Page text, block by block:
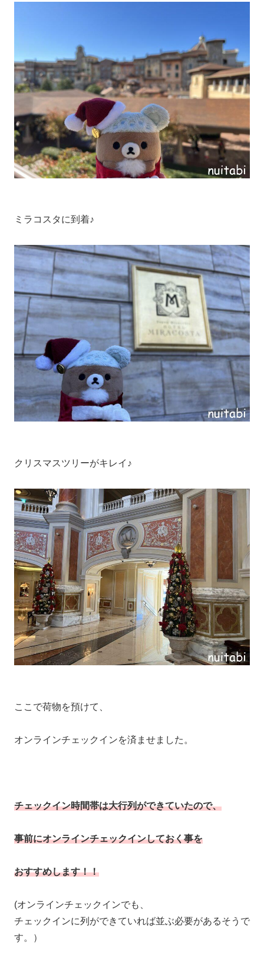
ミラコスタに到着♪
クリスマスツリーがキレイ♪
ここで荷物を預けて、
オンラインチェックインを済ませました。
チェックイン時間帯は大行列ができていたので、
事前にオンラインチェックインしておく事を
おすすめします！！
(オンラインチェックインでも、
チェックインに列ができていれば並ぶ必要があるそうで
す。）